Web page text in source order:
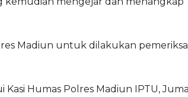
Madiun untuk dilakukan
Humas Polres Madiun IPTU,